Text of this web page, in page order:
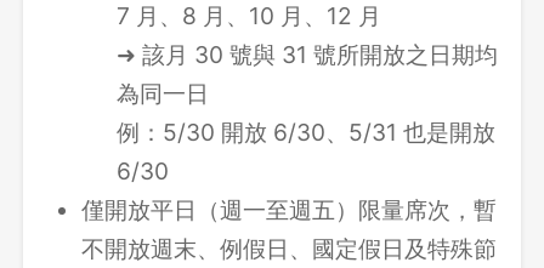
7 月、8 月、10 月、12 月
➜ 該月 30 號與 31 號所開放之日期均
為同一日
例：5/30 開放 6/30、5/31 也是開放
6/30
僅開放平日（週一至週五）限量席次，暫
不開放週末、例假日、國定假日及特殊節